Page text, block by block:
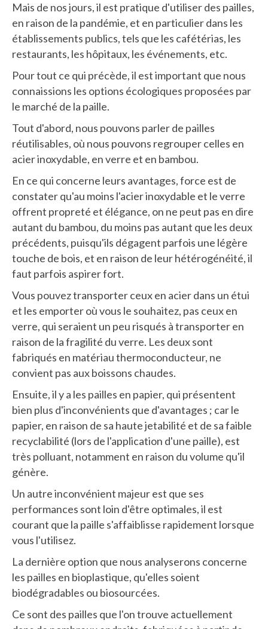
Mais de nos jours, il est pratique d'utiliser des pailles,
en raison de la pandémie, et en particulier dans les
établissements publics, tels que les cafétérias, les
restaurants, les hôpitaux, les événements, etc.
Pour tout ce qui précède, il est important que nous
connaissions les options écologiques proposées par
le marché de la paille.
Tout d'abord, nous pouvons parler de pailles
réutilisables, où nous pouvons regrouper celles en
acier inoxydable, en verre et en bambou.
En ce qui concerne leurs avantages, force est de
constater qu'au moins l'acier inoxydable et le verre
offrent propreté et élégance, on ne peut pas en dire
autant du bambou, du moins pas autant que les deux
précédents, puisqu'ils dégagent parfois une légère
touche de bois, et en raison de leur hétérogénéité, il
faut parfois aspirer fort.
Vous pouvez transporter ceux en acier dans un étui
et les emporter où vous le souhaitez, pas ceux en
verre, qui seraient un peu risqués à transporter en
raison de la fragilité du verre. Les deux sont
fabriqués en matériau thermoconducteur, ne
convient pas aux boissons chaudes.
Ensuite, il y a les pailles en papier, qui présentent
bien plus d'inconvénients que d'avantages ; car le
papier, en raison de sa haute jetabilité et de sa faible
recyclabilité (lors de l'application d'une paille), est
très polluant, notamment en raison du volume qu'il
génère.
Un autre inconvénient majeur est que ses
performances sont loin d'être optimales, il est
courant que la paille s'affaiblisse rapidement lorsque
vous l'utilisez.
La dernière option que nous analyserons concerne
les pailles en bioplastique, qu'elles soient
biodégradables ou biosourcées.
Ce sont des pailles que l'on trouve actuellement